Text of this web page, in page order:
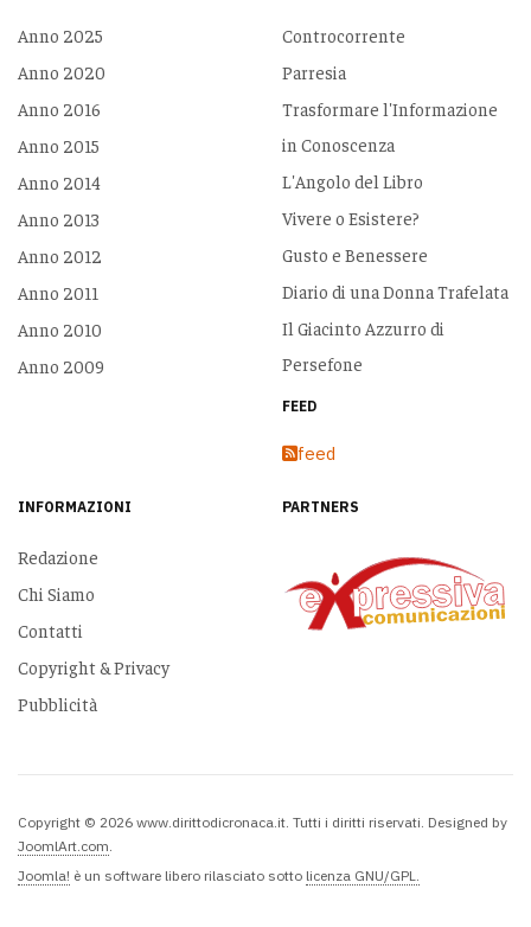
Anno 2025
Anno 2020
Anno 2016
Anno 2015
Anno 2014
Anno 2013
Anno 2012
Anno 2011
Anno 2010
Anno 2009
Controcorrente
Parresia
Trasformare l'Informazione
in Conoscenza
L'Angolo del Libro
Vivere o Esistere?
Gusto e Benessere
Diario di una Donna Trafelata
Il Giacinto Azzurro di
Persefone
FEED
feed
INFORMAZIONI
Redazione
Chi Siamo
Contatti
Copyright & Privacy
Pubblicità
PARTNERS
Copyright © 2026 www.dirittodicronaca.it. Tutti i diritti riservati. Designed by
JoomlArt.com
Joomla! è un software libero rilasciato sotto licenza GNU/GPL.